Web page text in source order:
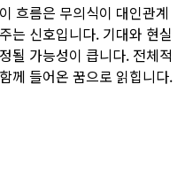
흐름은 무의식이 대인관계
는 신호입니다. 기대와 현실
될 가능성이 큽니다. 전체적
께 들어온 꿈으로 읽힙니다.